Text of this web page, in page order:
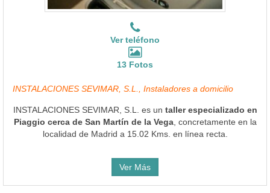
Ver teléfono
13 Fotos
INSTALACIONES SEVIMAR, S.L., Instaladores a domicilio
INSTALACIONES SEVIMAR, S.L. es un taller especializado en
Piaggio cerca de San Martín de la Vega, concretamente en la
localidad de Madrid a 15.02 Kms. en línea recta.
Ver Más